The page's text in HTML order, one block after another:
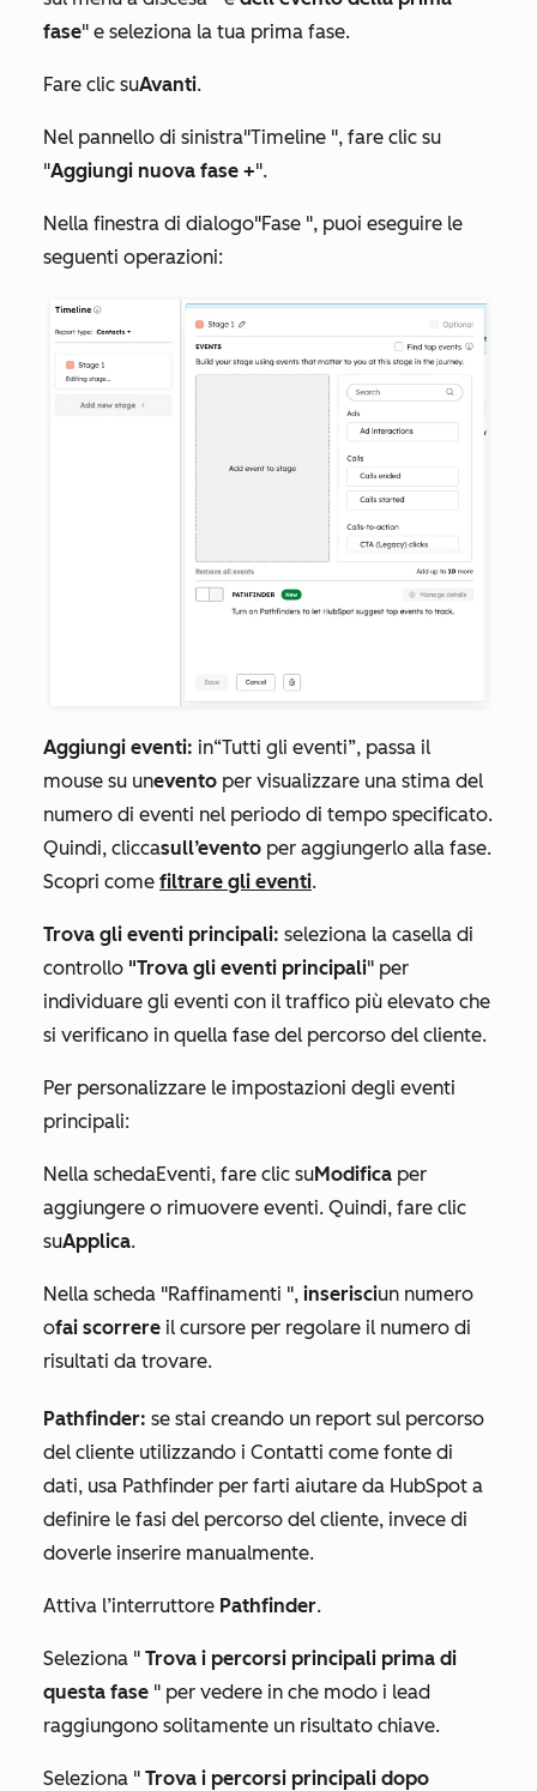
fase" e seleziona la tua prima fase.
Fare clic suAvanti.
Nel pannello di sinistra"Timeline ", fare clic su
"Aggiungi nuova fase +".
Nella finestra di dialogo"Fase ", puoi eseguire le
seguenti operazioni:
Aggiungi eventi: in“Tutti gli eventi”, passa il
mouse su unevento per visualizzare una stima del
numero di eventi nel periodo di tempo specificato.
Quindi, cliccasull’evento per aggiungerlo alla fase.
Scopri come filtrare gli eventi.
Trova gli eventi principali: seleziona la casella di
controllo "Trova gli eventi principali" per
individuare gli eventi con il traffico più elevato che
si verificano in quella fase del percorso del cliente.
Per personalizzare le impostazioni degli eventi
principali:
Nella schedaEventi, fare clic suModifica per
aggiungere o rimuovere eventi. Quindi, fare clic
suApplica.
Nella scheda "Raffinamenti ", inserisciun numero
ofai scorrere il cursore per regolare il numero di
risultati da trovare.
Pathfinder: se stai creando un report sul percorso
del cliente utilizzando i Contatti come fonte di
dati, usa Pathfinder per farti aiutare da HubSpot a
definire le fasi del percorso del cliente, invece di
doverle inserire manualmente.
Attiva l’interruttore Pathfinder.
Seleziona " Trova i percorsi principali prima di
questa fase " per vedere in che modo i lead
raggiungono solitamente un risultato chiave.
Seleziona " Trova i percorsi principali dopo